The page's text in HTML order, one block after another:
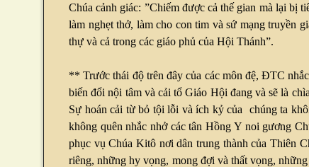
Chúa cảnh giác: ”Chiếm được cả thế gian mà lại bị
làm nghẹt thở, làm cho con tim và sứ mạng truyền
thự và cả trong các giáo phủ của Hội Thánh”.
** Trước thái độ trên đây của các môn đệ, ĐTC
biến đổi nội tâm và cải tổ Giáo Hội đang và sẽ là
Sự hoán cải từ bỏ tội lỗi và ích kỷ của chúng ta
không quên nhắc nhở các tân Hồng Y noi gương
phục vụ Chúa Kitô nơi dân trung thành của Thiên
riêng, những hy vọng, mong đợi và thất vọng,